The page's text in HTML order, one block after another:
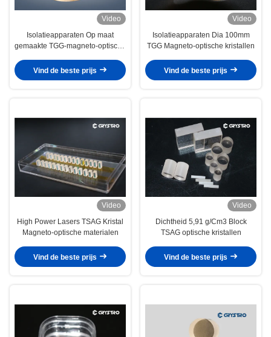
Video
Isolatieapparaten Op maat
gemaakte TGG-magneto-optische
Vind de beste prijs
Video
Isolatieapparaten Dia 100mm
TGG Magneto-optische kristallen
Vind de beste prijs
Video
High Power Lasers TSAG Kristal
Magneto-optische materialen
Vind de beste prijs
Video
Dichtheid 5,91 g/Cm3 Block
TSAG optische kristallen
Vind de beste prijs